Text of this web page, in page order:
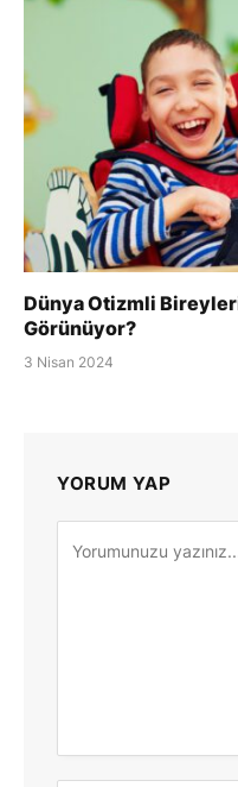
Dünya Otizmli
Görünüyor?
3 Nisan 2024
YORUM YAP